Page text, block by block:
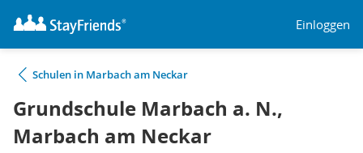
Einloggen
Schulen in Marbach am Neckar
Grundschule Marbach a. N.,
Marbach am Neckar